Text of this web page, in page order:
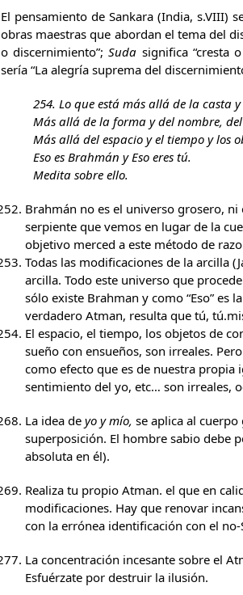
El pensamiento de Sankara (India, s.VIII)
obras maestras que abordan el tema del
o discernimiento”;Suda significa “cresta
sería “La alegría suprema del
254. Lo que está más allá de la casta
Más allá de la forma y del nombre,
Más allá del espacio y el tiempo y los
Eso es Brahmán y Eso eres tú.
Medita sobre ello.
Brahmán no es el universo grosero,
serpiente que vemos en lugar de la
objetivo merced a este método de
Todas las modificaciones de la arcilla
arcilla. Todo este universo que
sólo existe Brahman y como “Eso” es
verdadero Atman, resulta que tú,
El espacio, el tiempo, los objetos de
sueño con ensueños, son irreales.
como efecto que es de nuestra propia
sentimiento del yo, etc… son irreales,
La idea de yo y mío, se aplica al
superposición. El hombre sabio debe
absoluta en él).
Realiza tu propio Atman. el que en
modificaciones. Hay que renovar
con la errónea identificación con el no-
La concentración incesante sobre el
Esfuérzate por destruir la ilusión.